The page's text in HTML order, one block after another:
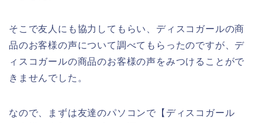
そこで友人にも協力してもらい、ディスコガールの商
品のお客様の声について調べてもらったのですが、デ
ィスコガールの商品のお客様の声をみつけることがで
きませんでした。
なので、まずは友達のパソコンで【ディスコガール